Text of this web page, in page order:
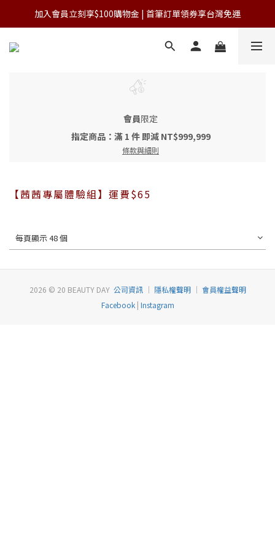
加入會員立刻享$100購物金 | 首筆訂單領券享台灣免運
加入會員立刻享$100購物金 | 首筆訂單領券享台灣免運
單筆滿NT$3,000 免運費(台灣)
會員限定
指定商品：滿 1 件 即減 NT$999,999
條款與細則
【茜茜專屬體驗組】運費$65
每頁顯示 48 個
2026 © 20 BEAUTY DAY 公司資訊｜ 隱私權聲明 ｜ 會員權益聲明
Facebook| Instagram